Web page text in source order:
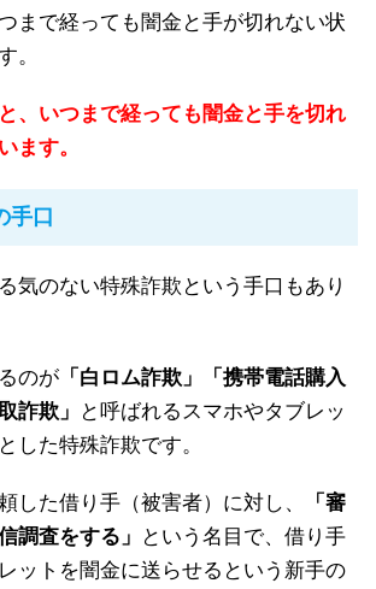
まで経っても闇金と手が切れない状
。
、いつまで経っても闇金と手を切れ
ます。
手口
気のない特殊詐欺という手口もあり
のが 「白ロム詐欺」「携帯電話購入
詐欺」
と呼ばれるスマホやタブレッ
した特殊詐欺です。
した借り手（被害者）に対し、
「審
調査をする」
という名目で、借り手
ットを闇金に送らせるという新手の